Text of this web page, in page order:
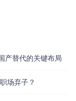
产替代的关键布局
场弃子？